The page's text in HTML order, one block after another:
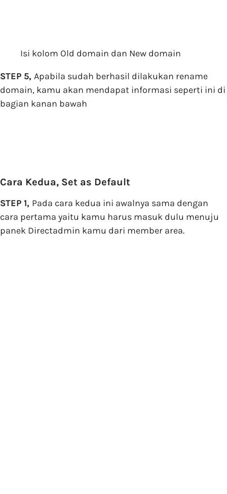
Isi kolom Old domain dan New domain
STEP 5, Apabila sudah berhasil dilakukan rename
domain, kamu akan mendapat informasi seperti ini di
bagian kanan bawah
Cara Kedua, Set as Default
STEP 1, Pada cara kedua ini awalnya sama dengan
cara pertama yaitu kamu harus masuk dulu menuju
panek Directadmin kamu dari member area.